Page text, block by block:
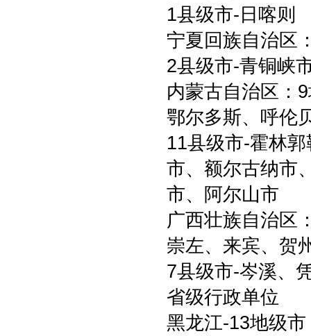
1县级市-日喀则
宁夏回族自治区
2县级市-青铜峡
内蒙古自治区：
鄂尔多斯、呼伦
11县级市-霍林
市、额尔古纳市
市、阿尔山市
广西壮族自治区
崇左、来宾、贺
7县级市-岑溪、
省级行政单位
黑龙江-13地级